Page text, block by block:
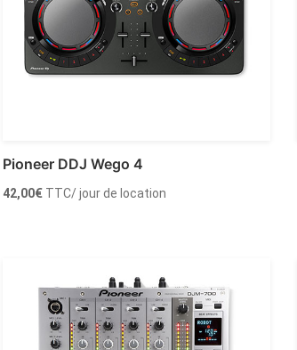
Pioneer DDJ Wego 4
42,00€ TTC/ jour de location
Ajouter au panier